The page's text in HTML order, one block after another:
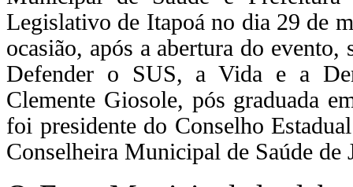
Legislativo de Itapoá no dia 29 de
ocasião, após a abertura do
Defender o SUS, a Vida e a
Clemente Giosole, pós graduada
foi presidente do Conselho
Conselheira Municipal de Saúde